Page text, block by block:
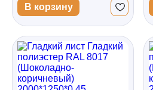
двухсторонний
ламинированный
В корзину